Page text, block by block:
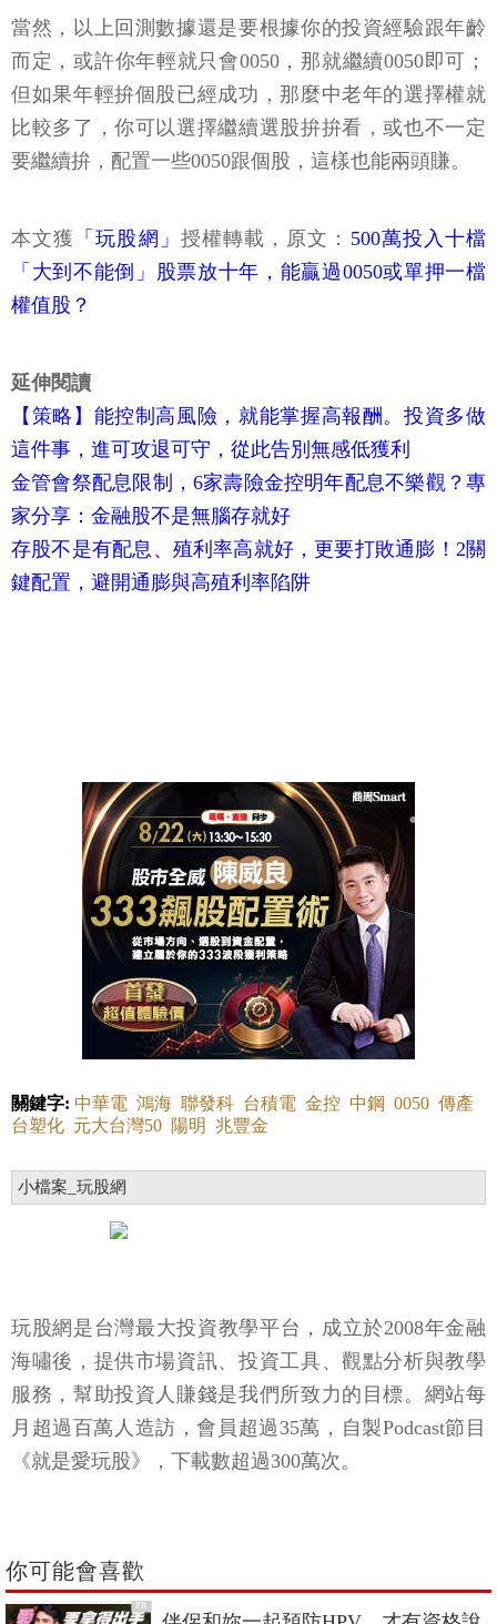
當然，以上回測數據還是要根據你的投資經驗跟年齡
而定，或許你年輕就只會0050，那就繼續0050即可；
但如果年輕拚個股已經成功，那麼中老年的選擇權就
比較多了，你可以選擇繼續選股拚拚看，或也不一定
要繼續拚，配置一些0050跟個股，這樣也能兩頭賺。
本文獲 「玩股網」 授權轉載，原文： 500萬投入十檔
「大到不能倒」股票放十年，能贏過0050或單押一檔
權值股？
延伸閱讀
【策略】能控制高風險，就能掌握高報酬。投資多做
這件事，進可攻退可守，從此告別無感低獲利
金管會祭配息限制，6家壽險金控明年配息不樂觀？專
家分享：金融股不是無腦存就好
存股不是有配息、殖利率高就好，更要打敗通膨！2關
鍵配置，避開通膨與高殖利率陷阱
關鍵字: 中華電 鴻海 聯發科 台積電 金控 中鋼 0050 傳產
台塑化 元大台灣50 陽明 兆豐金
小檔案_玩股網
玩股網是台灣最大投資教學平台，成立於2008年金融
海嘯後，提供市場資訊、投資工具、觀點分析與教學
服務，幫助投資人賺錢是我們所致力的目標。網站每
月超過百萬人造訪，會員超過35萬，自製Podcast節目
《就是愛玩股》，下載數超過300萬次。
你可能會喜歡
PR